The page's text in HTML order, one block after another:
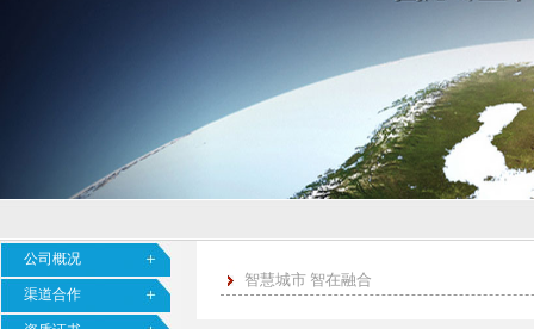
公司概况
渠道合作
智慧城市 智在融合